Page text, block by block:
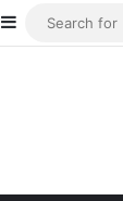
Article
Sidebar